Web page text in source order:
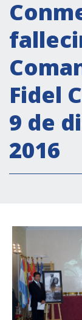
Secretaría
Secretaría
Secretaría
Forum
Red para
género
Patrimonio
Justicia y
Fidel
9 de
2016